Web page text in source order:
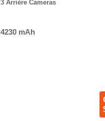
3 Arrière Cameras
4230 mAh